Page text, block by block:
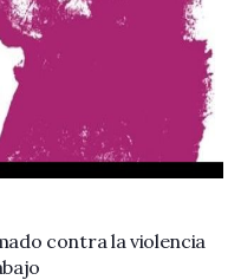
contra la violencia